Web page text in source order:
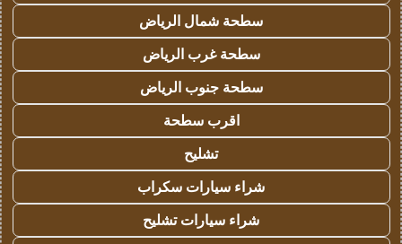
سطحة شمال الرياض
سطحة غرب الرياض
سطحة جنوب الرياض
اقرب سطحة
تشليح
شراء سيارات سكراب
شراء سيارات تشليح